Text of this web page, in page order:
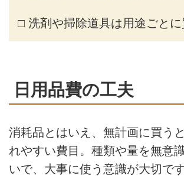
□ 洗剤や掃除道具は用途ごと
日用品費の工夫
消耗品とはいえ、無計画に買う
れやすい費目。種類や量を無意
いで、大事に使う意識が大切です